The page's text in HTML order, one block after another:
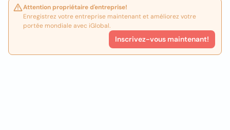
Attention propriétaire d'entreprise!
Enregistrez votre entreprise maintenant et améliorez votre
portée mondiale avec iGlobal.
Inscrivez-vous maintenant!